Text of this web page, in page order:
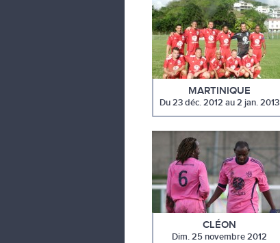
MARTINIQUE
Du 23 déc. 2012 au 2 jan. 2013
CLÉON
Dim. 25 novembre 2012